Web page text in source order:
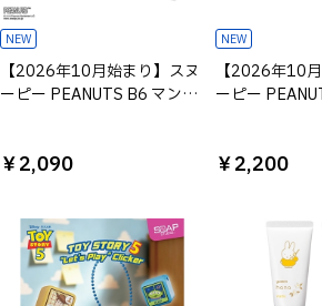
NEW
【2026年10月始まり】スヌ
ーピー PEANUTS B6 マンス
￥2,090
NEW
【2026年10
ーピー
￥2,200